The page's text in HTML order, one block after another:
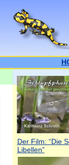
Der Film: “Die
Libellen”